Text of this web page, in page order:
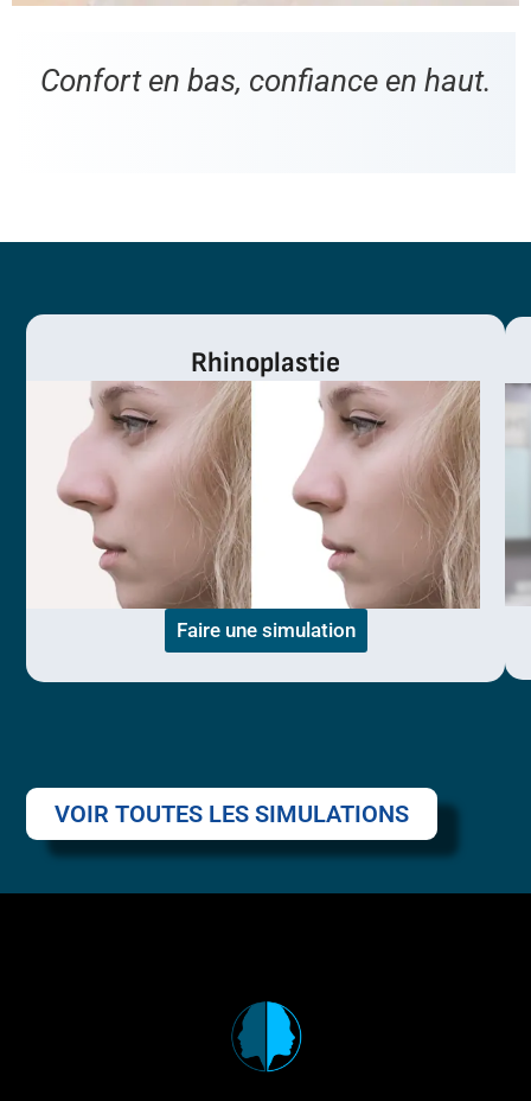
Confort en bas, confiance en haut.
Rhinoplastie
Faire une simulation
VOIR TOUTES LES SIMULATIONS